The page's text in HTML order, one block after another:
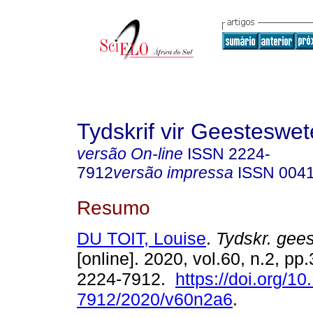
Tydskrif vir
versão On-line ISSN 2224-
7912versão impressa ISSN
Resumo
DU TOIT, Louise. Tydskr.
[online]. 2020, vol.60, n.2,
2224-7912. https://doi.org/
7912/2020/v60n2a6.